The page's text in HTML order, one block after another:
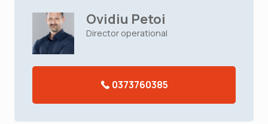
Ovidiu Petoi
Director operational
0373760385